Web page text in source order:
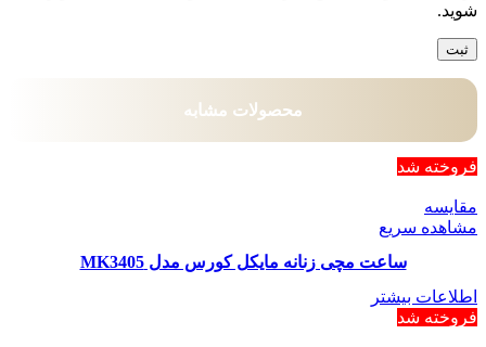
شوید.
محصولات مشابه
فروخته شد
مقایسه
مشاهده سریع
ساعت مچی زنانه مایکل کورس مدل MK3405
اطلاعات بیشتر
فروخته شد